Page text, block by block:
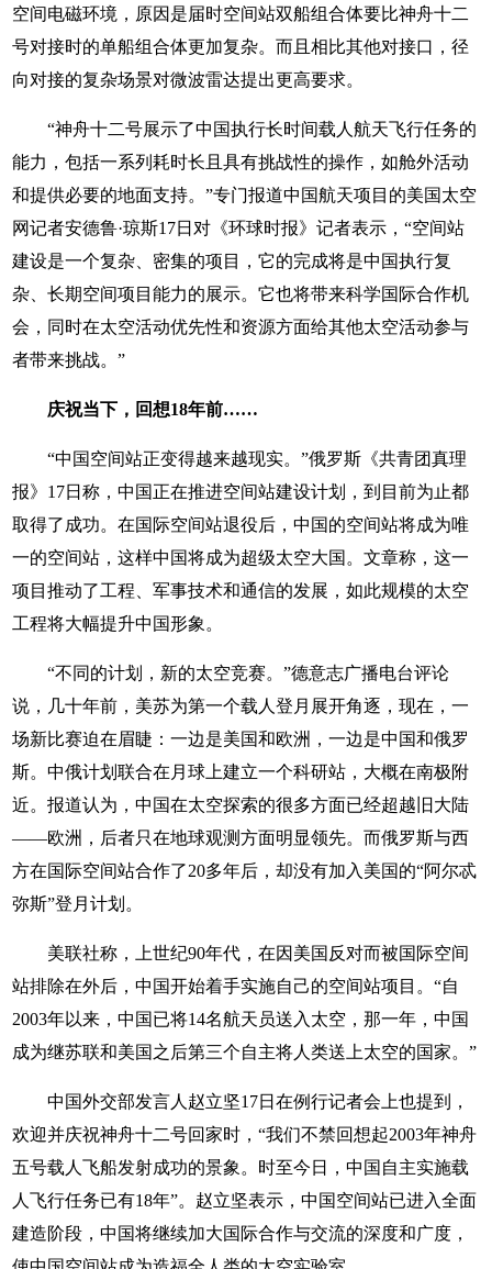
空间电磁环境，原因是届时空间站双船组合体要比神舟十二
号对接时的单船组合体更加复杂。而且相比其他对接口，径
向对接的复杂场景对微波雷达提出更高要求。
“神舟十二号展示了中国执行长时间载人航天飞行任务的
能力，包括一系列耗时长且具有挑战性的操作，如舱外活动
和提供必要的地面支持。”专门报道中国航天项目的美国太空
网记者安德鲁·琼斯17日对《环球时报》记者表示，“空间站
建设是一个复杂、密集的项目，它的完成将是中国执行复
杂、长期空间项目能力的展示。它也将带来科学国际合作机
会，同时在太空活动优先性和资源方面给其他太空活动参与
者带来挑战。”
庆祝当下，回想18年前……
“中国空间站正变得越来越现实。”俄罗斯《共青团真理
报》17日称，中国正在推进空间站建设计划，到目前为止都
取得了成功。在国际空间站退役后，中国的空间站将成为唯
一的空间站，这样中国将成为超级太空大国。文章称，这一
项目推动了工程、军事技术和通信的发展，如此规模的太空
工程将大幅提升中国形象。
“不同的计划，新的太空竞赛。”德意志广播电台评论
说，几十年前，美苏为第一个载人登月展开角逐，现在，一
场新比赛迫在眉睫：一边是美国和欧洲，一边是中国和俄罗
斯。中俄计划联合在月球上建立一个科研站，大概在南极附
近。报道认为，中国在太空探索的很多方面已经超越旧大陆
——欧洲，后者只在地球观测方面明显领先。而俄罗斯与西
方在国际空间站合作了20多年后，却没有加入美国的“阿尔忒
弥斯”登月计划。
美联社称，上世纪90年代，在因美国反对而被国际空间
站排除在外后，中国开始着手实施自己的空间站项目。“自
2003年以来，中国已将14名航天员送入太空，那一年，中国
成为继苏联和美国之后第三个自主将人类送上太空的国家。”
中国外交部发言人赵立坚17日在例行记者会上也提到，
欢迎并庆祝神舟十二号回家时，“我们不禁回想起2003年神舟
五号载人飞船发射成功的景象。时至今日，中国自主实施载
人飞行任务已有18年”。赵立坚表示，中国空间站已进入全面
建造阶段，中国将继续加大国际合作与交流的深度和广度，